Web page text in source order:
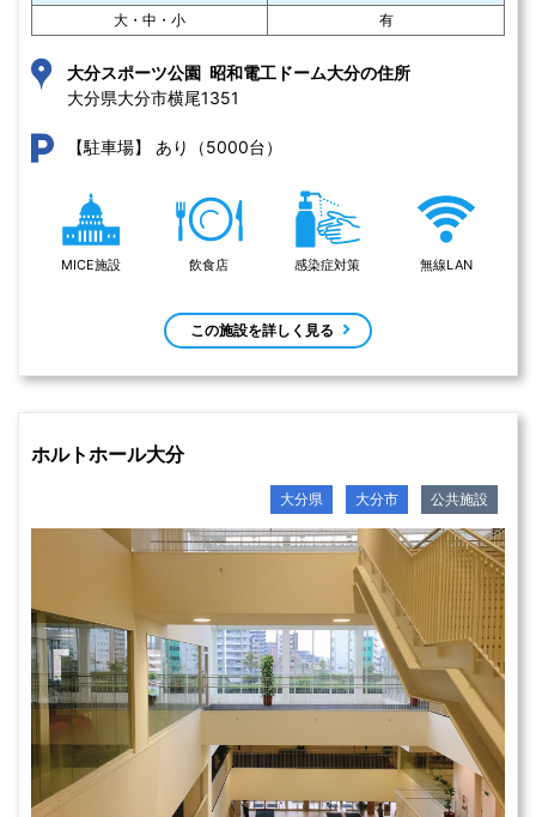
大・中・小
有
大分スポーツ公園 昭和電工ドーム大分の住所
大分県大分市横尾1351
【駐車場】 あり（5000台）
MICE施設 飲食店 感染症対策 無線LAN
この施設を詳しく見る
ホルトホール大分
大分県 大分市 公共施設